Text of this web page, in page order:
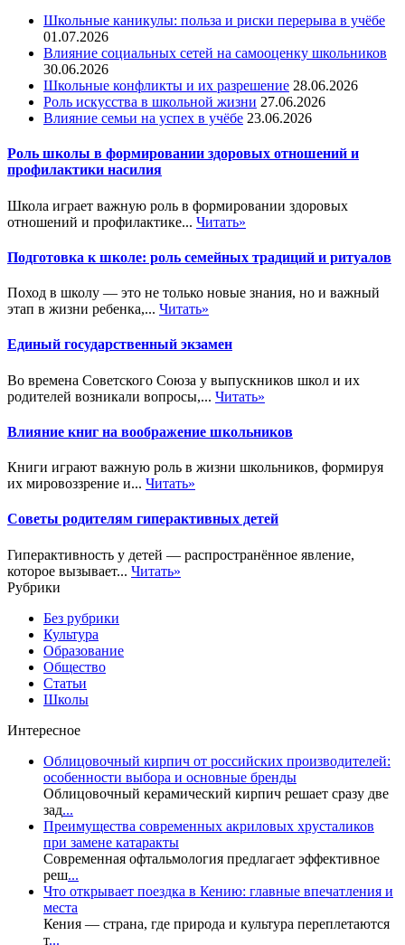
Школьные каникулы: польза и риски перерыва в учёбе
01.07.2026
Влияние социальных сетей на самооценку школьников
30.06.2026
Школьные конфликты и их разрешение 28.06.2026
Роль искусства в школьной жизни 27.06.2026
Влияние семьи на успех в учёбе 23.06.2026
Роль школы в формировании здоровых отношений и
профилактики насилия
Школа играет важную роль в формировании здоровых
отношений и профилактике... Читать»
Подготовка к школе: роль семейных традиций и ритуалов
Поход в школу — это не только новые знания, но и важный
этап в жизни ребенка,... Читать»
Единый государственный экзамен
Во времена Советского Союза у выпускников школ и их
родителей возникали вопросы,... Читать»
Влияние книг на воображение школьников
Книги играют важную роль в жизни школьников, формируя
их мировоззрение и... Читать»
Советы родителям гиперактивных детей
Гиперактивность у детей — распространённое явление,
которое вызывает... Читать»
Рубрики
Без рубрики
Культура
Образование
Общество
Статьи
Школы
Интересное
Облицовочный кирпич от российских производителей:
особенности выбора и основные бренды
Облицовочный керамический кирпич решает сразу две
зад...
Преимущества современных акриловых хрусталиков
при замене катаракты
Современная офтальмология предлагает эффективное
реш...
Что открывает поездка в Кению: главные впечатления и
места
Кения — страна, где природа и культура переплетаются
т...